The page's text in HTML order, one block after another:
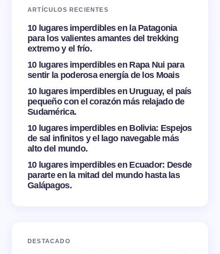
ARTÍCULOS RECIENTES
10 lugares imperdibles en la Patagonia
para los valientes amantes del trekking
extremo y el frío.
10 lugares imperdibles en Rapa Nui para
sentir la poderosa energía de los Moais
10 lugares imperdibles en Uruguay, el país
pequeño con el corazón más relajado de
Sudamérica.
10 lugares imperdibles en Bolivia: Espejos
de sal infinitos y el lago navegable más
alto del mundo.
10 lugares imperdibles en Ecuador: Desde
pararte en la mitad del mundo hasta las
Galápagos.
DESTACADO